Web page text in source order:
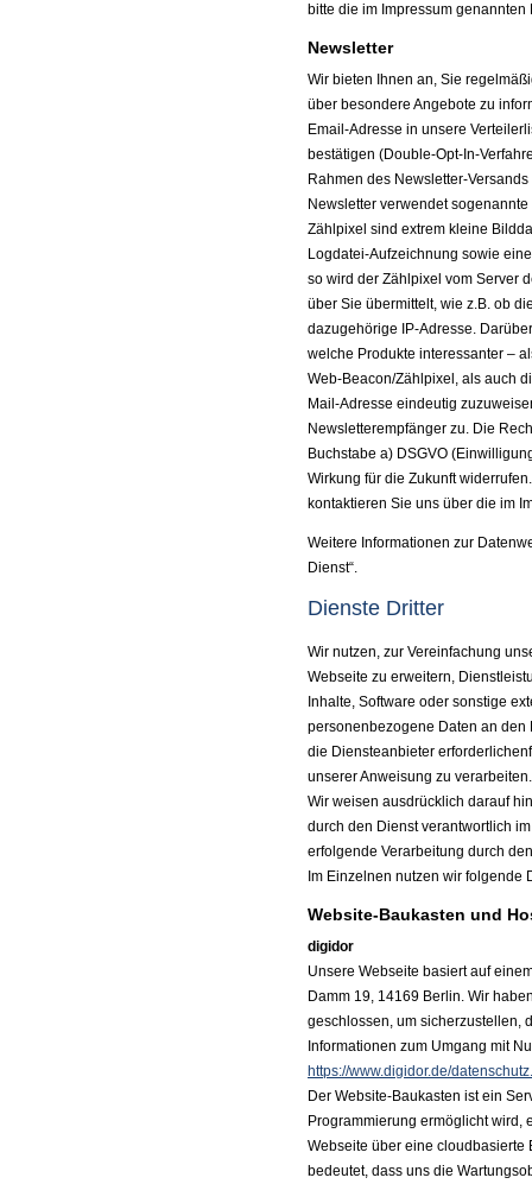
bitte die im Impressum genannten
Newsletter
Wir bieten Ihnen an, Sie
über besondere Angebote zu
Email-Adresse in unsere
bestätigen (Double-Opt-In-
Rahmen des Newsletter-
Newsletter verwendet
Zählpixel sind extrem kleine
Logdatei-Aufzeichnung sowie
so wird der Zählpixel vom Server
über Sie übermittelt, wie z.B. ob
dazugehörige IP-Adresse.
welche Produkte interessanter –
Web-Beacon/Zählpixel, als auch
Mail-Adresse eindeutig
Newsletterempfänger zu. Die
Buchstabe a) DSGVO
Wirkung für die Zukunft
kontaktieren Sie uns über die im
Weitere Informationen zur
Dienst“.
Dienste Dritter
Wir nutzen, zur Vereinfachung
Webseite zu erweitern,
Inhalte, Software oder sonstige
personenbezogene Daten an den
die Diensteanbieter
unserer Anweisung zu verarbeiten.
Wir weisen ausdrücklich darauf
durch den Dienst verantwortlich
erfolgende Verarbeitung durch
Im Einzelnen nutzen wir folgende
Website-Baukasten und
digidor
Unsere Webseite basiert auf
Damm 19, 14169 Berlin. Wir
geschlossen, um sicherzustellen,
Informationen zum Umgang mit
https://www.digidor.de/
Der Website-Baukasten ist ein
Programmierung ermöglicht wird,
Webseite über eine cloudbasierte
bedeutet, dass uns die